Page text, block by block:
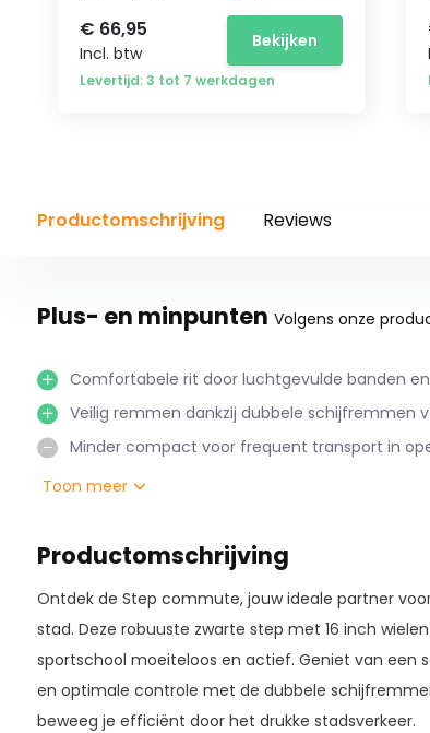
€ 66,95
Incl. btw
Bekijken
Levertijd: 3 tot 7 werkdagen
Productomschrijving Reviews
Plus- en minpunten Volgens onze
Comfortabele rit door luchtgevulde banden
Veilig remmen dankzij dubbele schijfremmen
Minder compact voor frequent transport in
Toon meer
Productomschrijving
Ontdek de Step commute, jouw ideale partner
stad. Deze robuuste zwarte step met 16 inch
sportschool moeiteloos en actief. Geniet van een
en optimale controle met de dubbele
beweeg je efficiënt door het drukke stadsverkeer.